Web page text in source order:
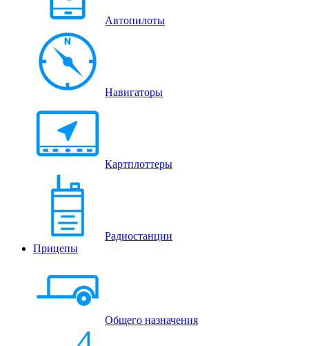
Автопилоты
Навигаторы
Картплоттеры
Радиостанции
Прицепы
Общего назначения